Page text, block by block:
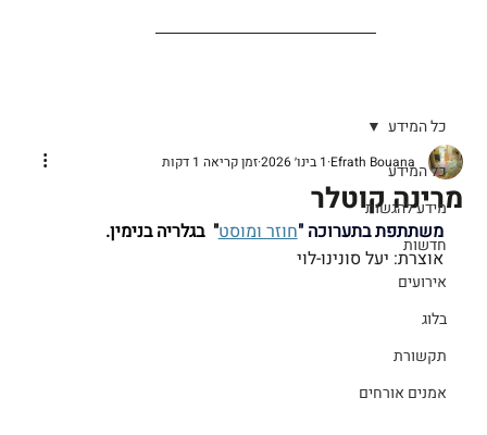
כל המידע
מידע להגשות
חדשות
אירועים
בלוג
תקשורת
אמנים אורחים
כל המידע
מרינה קוטלר
Efrath Bouana 1 בינו׳ 2026 זמן קריאה 1 דקות
משתתפת בתערוכה "חוזר ומוסט"  בגלריה בנימין.
אוצרת: יעל סונינו-לוי